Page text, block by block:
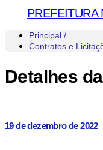
PREFEITURA
Principal /
Contratos e
Detalhes
19 de dezembro de 2022